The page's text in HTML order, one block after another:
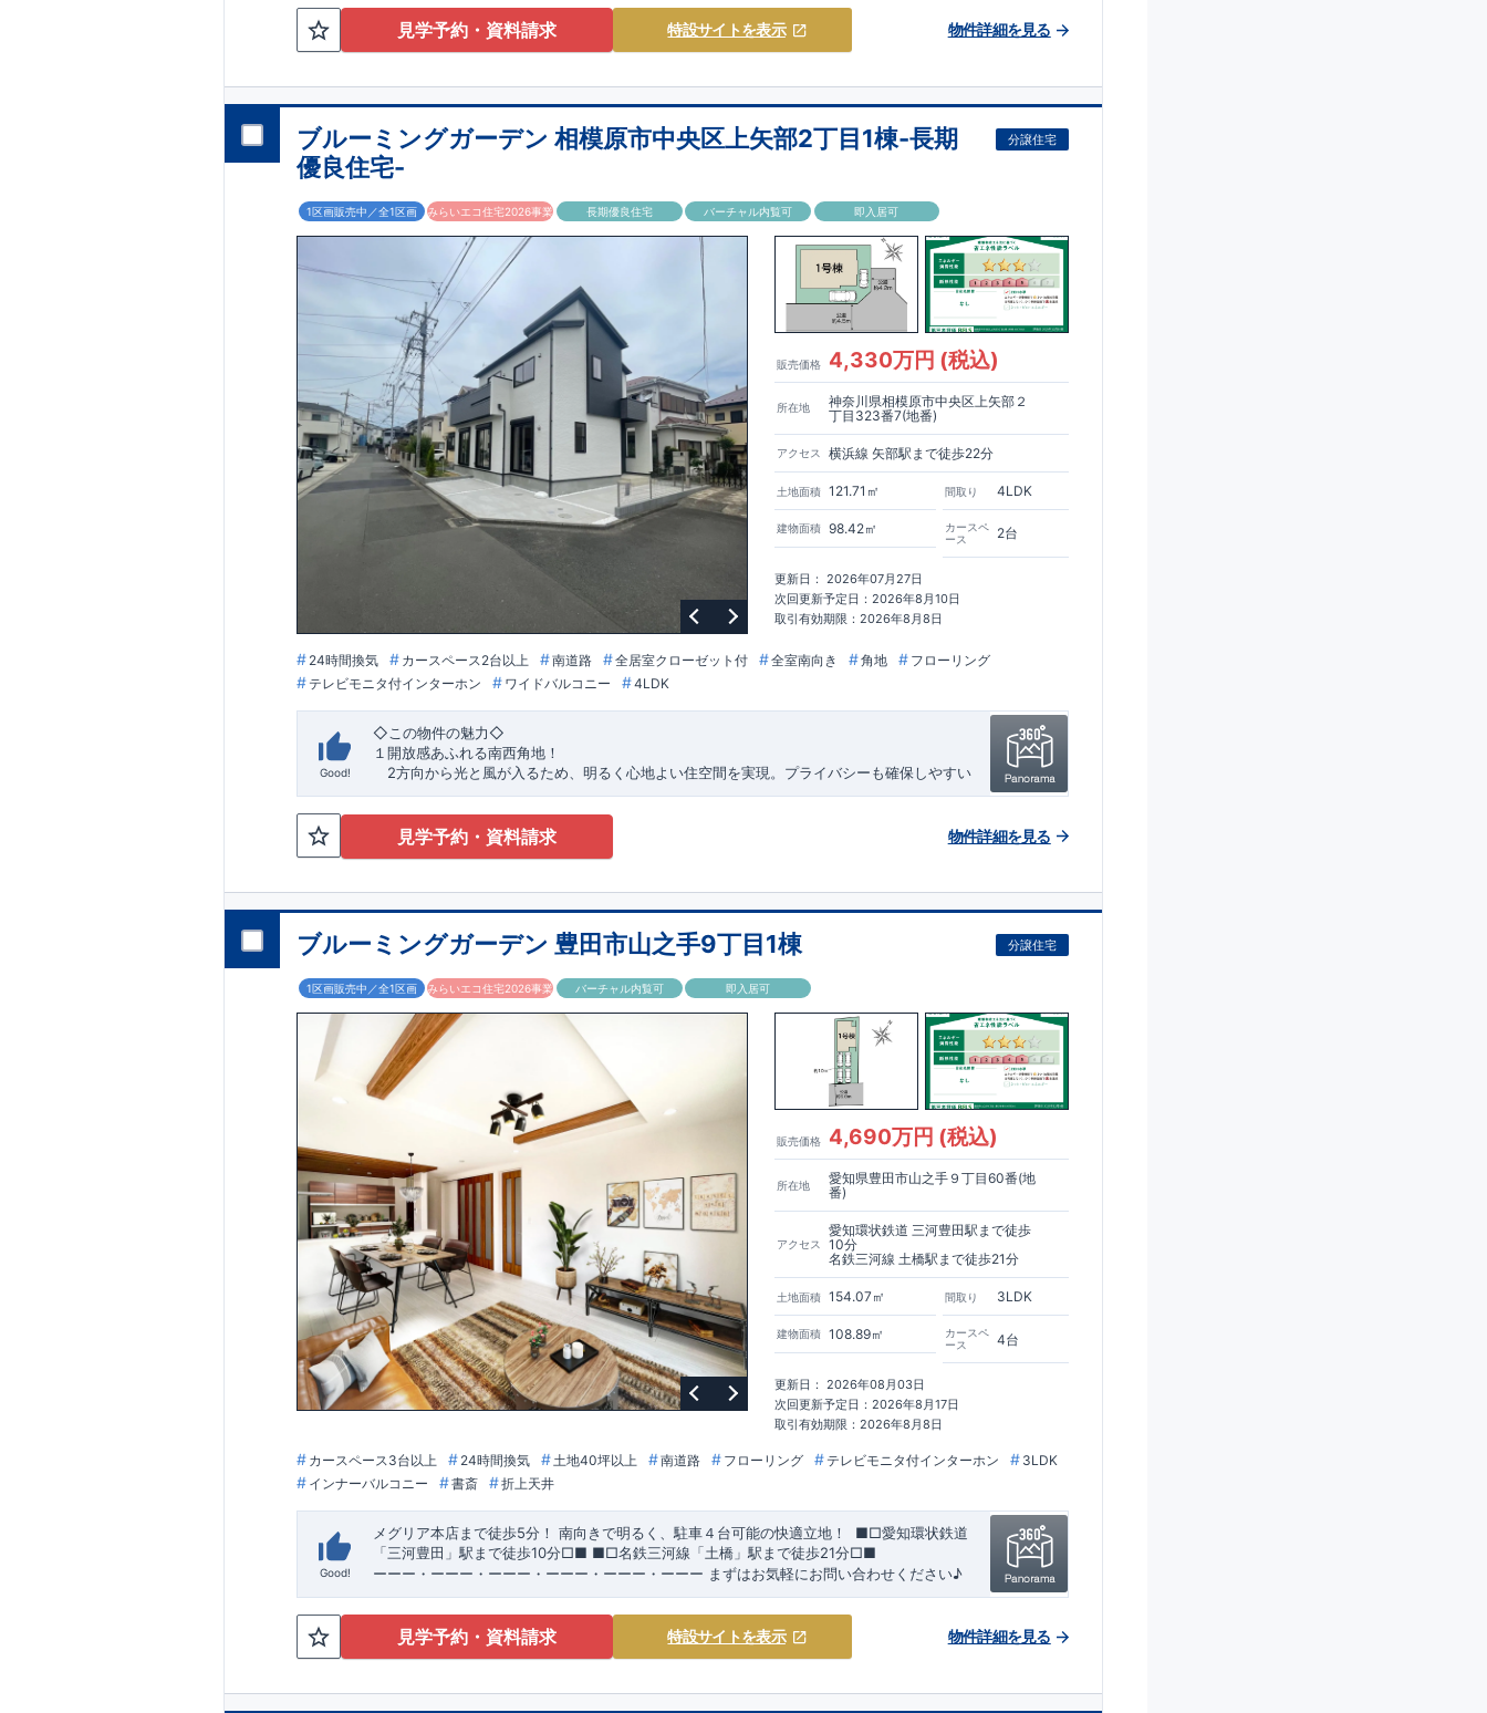
【玄関土間収納】
スーツケースやベビーカーの収納にも便利
【ウォークインクローゼット】
私服通勤でお洋服をたくさんお持ちの方や、 流行ファッションがお好きな方にもおすすめ
​​
容量シューズクローゼット】
などの、あったらうれしい収納完備
[2],対面キッチンには、食洗器搭載
”配膳・後片付け”が便利な 対面キッチンには、
生活感を感じさせないビルトイン食洗器を搭載
[4],上部吹抜け
明るく開放的な空間を演出
◎暮らしに寄り添う住環境
◎
～徒歩圏内～
教育環境／コンビニ ドラッグストア／
■周辺環境■
【教育施設】
せんだん保育園 約
593m （徒歩 新磯保育園 約 784m （徒歩10分）​新磯小学校 約
715m（徒歩9 分） ​相陽中 （徒歩25分）​
【買い物施設】
ローソン相模原磯部店 約
556m（徒歩 7 分） ​ファミリーマート座間一丁目店 約1100m（徒
歩14分） ​ドラッグセイムス座間店 約1200m（徒歩15 分） たからやフレサ磯部店 約
1400m（徒歩18分）
【その他施設】
550m （徒歩7 分）​下磯部東子どもの広場 約 757m（徒歩10分）
新戸診療所
相模原磯部郵便局 約
東栄住宅の家作り■ ブルーミングガーデンのこだわり■
長期優良住宅取得 【国が定めた７つの技術基準をクリア☆】​１
​
■
住宅性能評価ダブル取得 ​スマートフォンで見やすい特設サイトはこちら ★​物件のご案内
は、事前予約がオススメ です☆
☆ TEL:0120-07-1081​
内致します。
見学予約・資料請求 特設サイトを表示 物件詳細を見る
ブルーミングガーデン 相模原市中央区上矢部2丁目1棟-長期
優良住宅-
分譲住宅
1区画販売中／全1区画 みらいエコ住宅2026事業 長期優良住宅 バーチャル内覧可 即入居可
販売価格 4,330万円 (税込)
所在地
神奈川県相模原市中央区上矢部２
丁目323番7(地番)
アクセス 横浜線 矢部駅まで徒歩22分
土地面積 121.71㎡
建物面積 98.42㎡
間取り 4LDK
カースペ
ース
2台
更新日： 2026年07月27日
次回更新予定日：2026年8月10日
取引有効期限：2026年8月8日
24時間換気 カースペース2台以上 南道路 全居室クローゼット付 全室南向き 角地
フローリング
テレビモニタ付インターホン
ワイドバルコニー 4LDK
Good!
​◇この物件の魅力◇
１開放感あふれる南西角地！
2方向から光と風が入るため、明るく心地よい住空間を実現。プライバシーも確保しやすい
​２自然と利便が両立するロケーション！
最寄りの矢部駅まで徒歩22分で、駅利用も可能。生活施設や公園も身近にあり、快適な新
生活が始められます♪
​◇アクセス◇
​・JR横浜線「矢部」駅まで徒歩22分
◇ロケーション◇
・コープときわ店 徒歩9分
・フードワン淵野辺店 徒歩20分
​・セブンイレブン町田常盤店 徒歩11分
◇ブルーミングガーデンのこだわり◇
【全棟自社一貫体制】
・誰が、何をしたか。が明確だからこそ、お客様の安心に繋がります。
・設計、施工、営業が互いに協力しあい、最良のプランを提供いたします。
・不要な中間マージンを抑えることで、コストダウンに努めています。
【耐震等級3取得】
・東栄住宅の建物は、国が定めた耐震等級で最高の3を取得。建築基準法で定められた、｢数百
年に一度発生する地震に対して、倒壊、崩壊しない。｣という基準から、さらに1.5倍の耐震力
を達成しています。
【住宅性能評価ダブル取得】
・設計住宅性能評価：建物設計段階で、国が認めた第三者機関が評価しています。
・建設住宅性能評価：評価を受けた図面通りに施工されているか、建設までに、計4回のチェ
ックが行われます。
図面や書類上だけでなく、現場の施工状況を検査した上で、品質を保証しています。
【長期優良住宅】
・東栄住宅は国が定める全7つの技術基準をクリアしています。長期優良住宅とは、｢良い家を
作って、きちんと手入れをして、長く大切に使う｣ことを目的とした認定制度。住宅ローン減
税、固定資産税などの税制優遇を受けられるだけでなく、中古市場でも、長期優良住宅が有利
に働きます。
【充実のアフターサポート】
・東栄住宅では、お引渡し後最大10回の無料定期点検と、60年間の品質保証を実施。お引渡
しからが本当のお付き合いだと考え、アフターサービスを外部の業者に委託せず、東栄住宅グ
ループ「東栄ホームサービス株式会社」にて責任をもって対応いたします。
見学予約・資料請求 物件詳細を見る
ブルーミングガーデン 豊田市山之手9丁目1棟 分譲住宅
1区画販売中／全1区画 みらいエコ住宅2026事業 バーチャル内覧可 即入居可
販売価格 4,690万円 (税込)
所在地
愛知県豊田市山之手９丁目60番(地
番)
アクセス
愛知環状鉄道 三河豊田駅まで徒歩
10分
名鉄三河線 土橋駅まで徒歩21分
土地面積 154.07㎡
建物面積 108.89㎡
間取り 3LDK
カースペ
ース
4台
更新日： 2026年08月03日
次回更新予定日：2026年8月17日
取引有効期限：2026年8月8日
カースペース3台以上 24時間換気 土地40坪以上 南道路 フローリング テレビモニタ付インターホン
3LDK
インナーバルコニー
書斎 折上天井
Good!
メグリア本店まで徒歩5分！ ​南向きで明るく、駐車４台可能の快適立地！ ■□愛知環状鉄道
「三河豊田」駅まで徒歩10分□■ ■□名鉄三河線「土橋」駅まで徒歩21分□■
ーーー・ーーー・ーーー・ーーー・ーーー・ーーー まずはお気軽にお問い合わせください♪​
すすめポイント★​
・キッズデザイン賞を受賞した
を採用！ ​雨・気温を気にせず過ごせるお子様や
・お友達とのおしゃべり空間に！
・混みがちな朝でも家族
・お車好きの方やお客様がよく来られる方！​ 駐車場を4台分確保（車種による）！
見学予約・資料請求 特設サイトを表示 物件詳細を見る